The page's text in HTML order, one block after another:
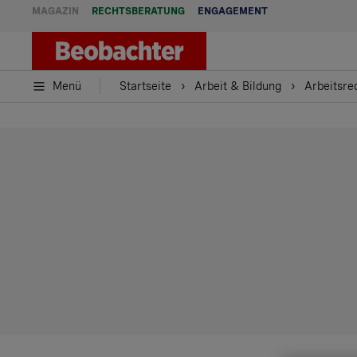
MAGAZIN RECHTSBERATUNG ENGAGEMENT
Menü Startseite Arbeit & Bildung